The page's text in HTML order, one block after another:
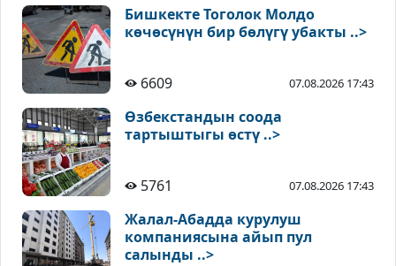
Бишкекте Тоголок Молдо
көчөсүнүн бир бөлүгү убакты ..>
6609 07.08.2026 17:43
Өзбекстандын соода
тартыштыгы өстү ..>
5761 07.08.2026 17:43
Жалал-Абадда курулуш
компаниясына айып пул
салынды ..>